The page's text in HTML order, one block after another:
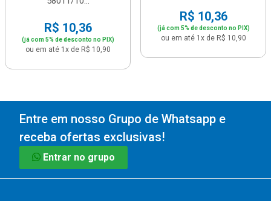
R$ 10,36
(já com 5% de desconto no PIX)
ou em até 1x de R$ 10,90
R$ 10,36
(já com 5% de desconto no PIX)
ou em até 1x de R$ 10,90
Entre em nosso Grupo de Whatsapp e
receba ofertas exclusivas!
Entrar no grupo